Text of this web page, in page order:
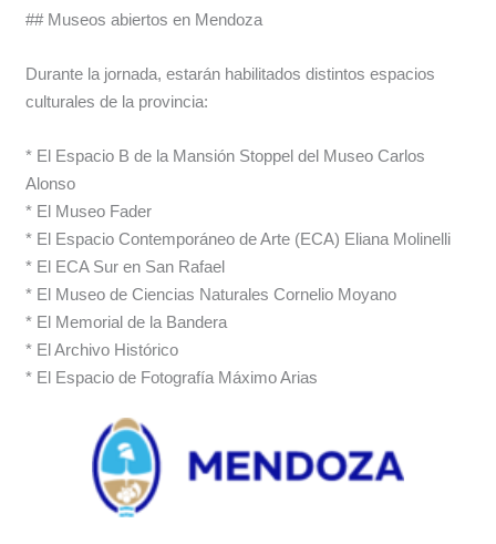
## Museos abiertos en Mendoza
Durante la jornada, estarán habilitados distintos espacios
culturales de la provincia:
* El Espacio B de la Mansión Stoppel del Museo Carlos
Alonso
* El Museo Fader
* El Espacio Contemporáneo de Arte (ECA) Eliana Molinelli
* El ECA Sur en San Rafael
* El Museo de Ciencias Naturales Cornelio Moyano
* El Memorial de la Bandera
* El Archivo Histórico
* El Espacio de Fotografía Máximo Arias